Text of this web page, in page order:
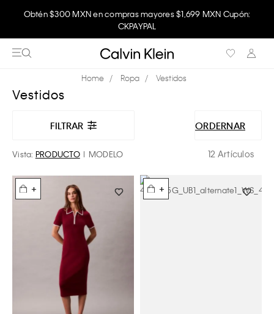
Obtén $300 MXN en compras mayores $1,699 MXN Cupón:
CKPAYPAL
Disfruta envío gratis comprando en la app.
Ropa Vestidos
Vestidos
FILTRAR ORDERNAR
Vista: PRODUCTO MODELO 12 Artículos
+ +